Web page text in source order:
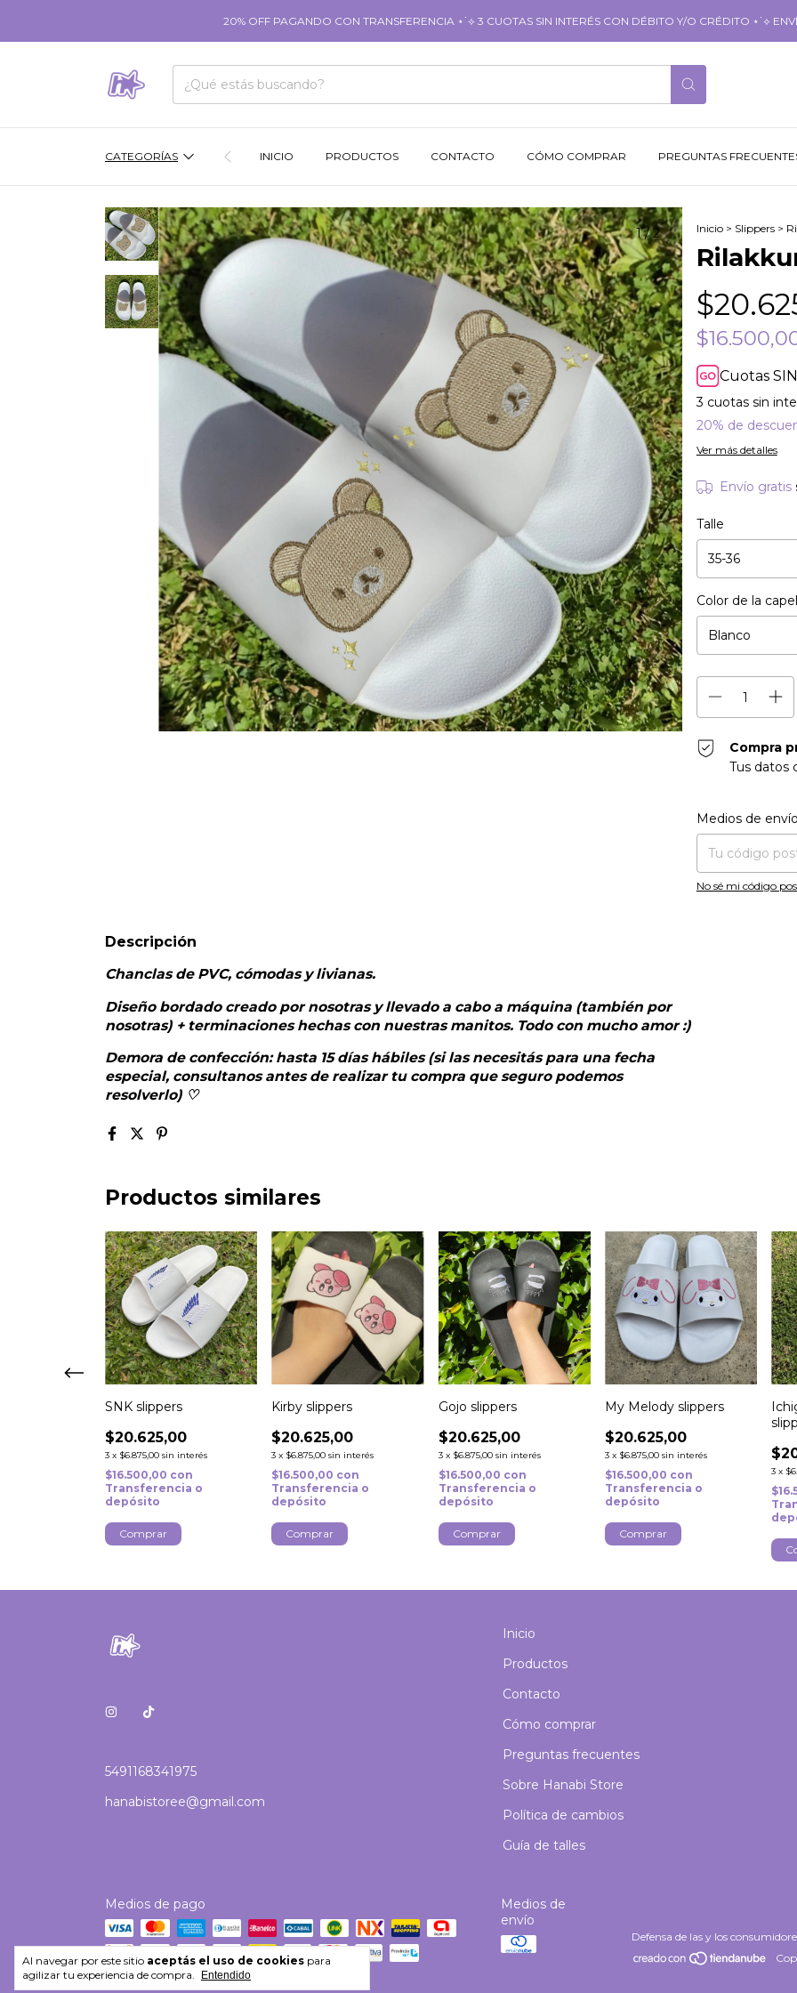
20% OFF PAGANDO CON TRANSFERENCIA ⋆˙⟡ 3 CUOTAS SIN INTERÉS CON DÉBITO Y/O CRÉDITO ⋆˙⟡
CATEGORÍAS INICIO PRODUCTOS CONTACTO CÓMO COMPRAR PREGUNTAS
Al navegar por este sitio aceptás el uso de cookies para
agilizar tu experiencia de compra.
Entendido
1/2 Inicio > Slippers >
Cuotas
3 cuotas sin
20% de
Ver más detalles
Envío gratis
Talle
Color de la
Compra
Tus datos
Entregas para el CP:
Medios de envío
No sé mi código
Descripción
Chanclas de PVC, cómodas y livianas.
Diseño bordado creado por nosotras y llevado a cabo a máquina (también por
nosotras) + terminaciones hechas con nuestras manitos. Todo con mucho amor :)
Demora de confección: hasta 15 días hábiles (si las necesitás para una fecha
especial, consultanos antes de realizar tu compra que seguro podemos
resolverlo) ♡
Productos similares
SNK slippers
$20.625,00
3 x $6.875,00 sin interés
$16.500,00 con
Transferencia o
depósito
Comprar
Kirby slippers
$20.625,00
3 x $6.875,00 sin interés
$16.500,00 con
Transferencia o
depósito
Comprar
Gojo slippers
$20.625,00
3 x $6.875,00 sin interés
$16.500,00 con
Transferencia o
depósito
Comprar
My Melody slippers
$20.625,00
3 x $6.875,00 sin interés
$16.500,00 con
Transferencia o
depósito
Comprar
3 x
5491168341975
hanabistoree@gmail.com
Inicio
Productos
Contacto
Cómo comprar
Preguntas frecuentes
Sobre Hanabi Store
Política de cambios
Guía de talles
Medios de pago
Medios de
envío
Defensa de las y los